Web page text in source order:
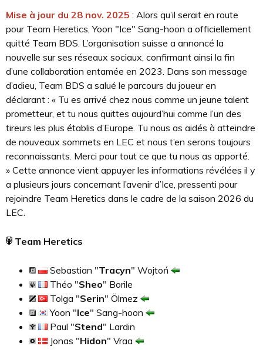
Mise à jour du 28 nov. 2025 : Alors qu’il serait en route
pour Team Heretics, Yoon "Ice" Sang-hoon a officiellement
quitté Team BDS. L’organisation suisse a annoncé la
nouvelle sur ses réseaux sociaux, confirmant ainsi la fin
d’une collaboration entamée en 2023. Dans son message
d’adieu, Team BDS a salué le parcours du joueur en
déclarant : « Tu es arrivé chez nous comme un jeune talent
prometteur, et tu nous quittes aujourd’hui comme l’un des
tireurs les plus établis d’Europe. Tu nous as aidés à atteindre
de nouveaux sommets en LEC et nous t’en serons toujours
reconnaissants. Merci pour tout ce que tu nous as apporté.
» Cette annonce vient appuyer les informations révélées il y
a plusieurs jours concernant l’avenir d’Ice, pressenti pour
rejoindre Team Heretics dans le cadre de la saison 2026 du
LEC.
Team Heretics
Sebastian "Tracyn" Wojtoń
Théo "Sheo" Borile
Tolga "Serin" Ölmez
Yoon "Ice" Sang-hoon
Paul "Stend" Lardin
Jonas "Hidon" Vraa